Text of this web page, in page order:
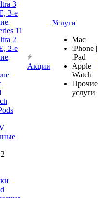
3
3-е
11
2
2-е
Акции
Услуги
Mac
iPhone |
iPad
Apple
Watch
Прочие
услуги